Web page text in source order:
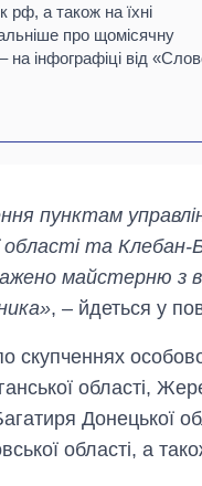
рф, а також на їхні
про щомісячну
інфографіці від
пунктам
та Клебан-
майстерню з
, – йдеться у
скупченнях
області,
Донецької
області, а